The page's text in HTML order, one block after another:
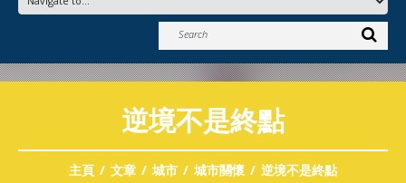
逆境不是終點
主頁 文章 城市 城市關懷 逆境不是終點